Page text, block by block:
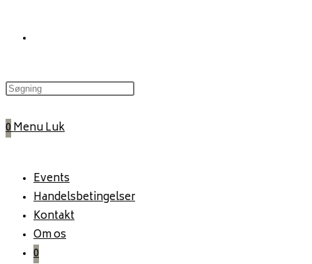
website
0MenuLuk
Events
Handelsbetingelser
Kontakt
Om os
0